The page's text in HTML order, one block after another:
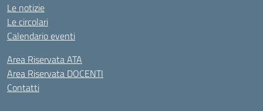
Le notizie
Le circolari
Calendario eventi
Area Riservata ATA
Area Riservata DOCENTI
Contatti